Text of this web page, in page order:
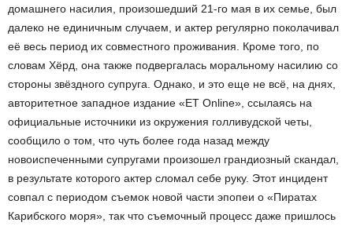
домашнего насилия, произошедший 21-го мая в их семье, был
далеко не единичным случаем, и актер регулярно поколачивал
её весь период их совместного проживания. Кроме того, по
словам Хёрд, она также подвергалась моральному насилию со
стороны звёздного супруга. Однако, и это еще не всё, на днях,
авторитетное западное издание «ET Online», ссылаясь на
официальные источники из окружения голливудской четы,
сообщило о том, что чуть более года назад между
новоиспеченными супругами произошел грандиозный скандал,
в результате которого актер сломал себе руку. Этот инцидент
совпал с периодом съемок новой части эпопеи о «Пиратах
Карибского моря», так что съемочный процесс даже пришлось